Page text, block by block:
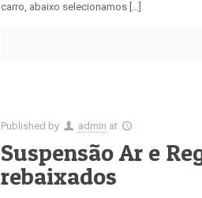
carro, abaixo selecionamos […]
Published by admin at
Suspensão Ar e
rebaixados